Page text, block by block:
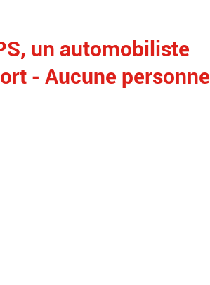
un automobiliste
- Aucune personne